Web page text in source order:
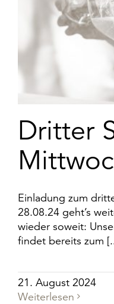
Dritter
Einladung zum
28.08.24 geht’s
wieder soweit:
findet bereits zum
21. August 2024
Weiterlesen